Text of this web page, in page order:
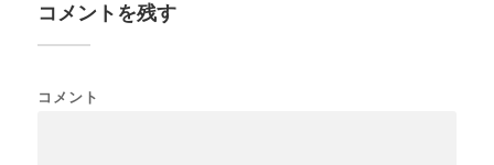
コメントを残す
コメント